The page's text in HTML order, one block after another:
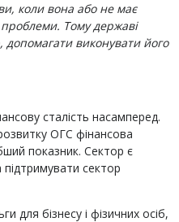
коли вона або не має
проблеми. Тому державі
допомагати виконувати його
сталість насамперед.
ОГС фінансова
показник. Сектор є
сектор
для бізнесу і фізичних осіб,